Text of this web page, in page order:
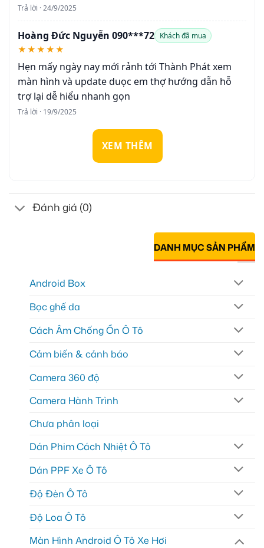
Trả lời · 24/9/2025
Hoàng Đức Nguyễn 090***72 Khách đã mua
★★★★★
Hẹn mấy ngày nay mới rảnh tới Thành Phát xem
màn hình và update duọc em thợ hướng dẫn hỗ
trợ lại dễ hiểu nhanh gọn
Trả lời · 19/9/2025
XEM THÊM
Đánh giá (0)
DANH MỤC SẢN PHẨM
Android Box
Bọc ghế da
Cách Âm Chống Ồn Ô Tô
Cảm biến & cảnh báo
Camera 360 độ
Camera Hành Trình
Chưa phân loại
Dán Phim Cách Nhiệt Ô Tô
Dán PPF Xe Ô Tô
Độ Đèn Ô Tô
Độ Loa Ô Tô
Màn Hình Android Ô Tô Xe Hơi